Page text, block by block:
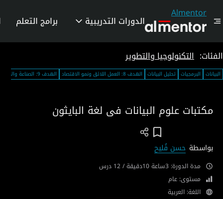
Almentor
الدورات التدريبية برامج التعلم
الفئات: التكنولوجيا والتطوير
البيانات البرمجيات تحليل البيانات الهدف 8: العمل اللائق ونمو الاقتصاد الهدف 9: الصناعة والابتكار والهياكل الأساسية
مكتبات علوم البيانات فى لغة البايثون
بواسطة حسن فُليح
مدة الدورة: 3ساعة 10دقيقة / 12 درس
مستوى: عام
اللغة: العربية